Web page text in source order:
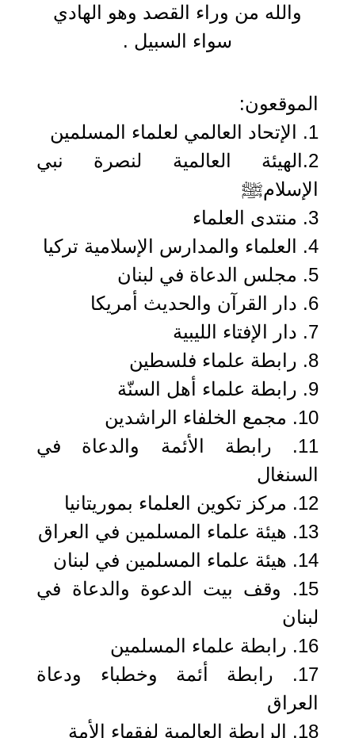
والله من وراء القصد وهو الهادي
سواء السبيل .
الموقعون:
1. الإتحاد العالمي لعلماء المسلمين
2.الهيئة العالمية لنصرة نبي
الإسلامﷺ
3. منتدى العلماء
4. العلماء والمدارس الإسلامية تركيا
5. مجلس الدعاة في لبنان
6. دار القرآن والحديث أمريكا
7. دار الإفتاء الليبية
8. رابطة علماء فلسطين
9. رابطة علماء أهل السنّة
10. مجمع الخلفاء الراشدين
11. رابطة الأئمة والدعاة في
السنغال
12. مركز تكوين العلماء بموريتانيا
13. هيئة علماء المسلمين في العراق
14. هيئة علماء المسلمين في لبنان
15. وقف بيت الدعوة والدعاة في
لبنان
16. رابطة علماء المسلمين
17. رابطة أئمة وخطباء ودعاة
العراق
18. الرابطة العالمية لفقهاء الأمة